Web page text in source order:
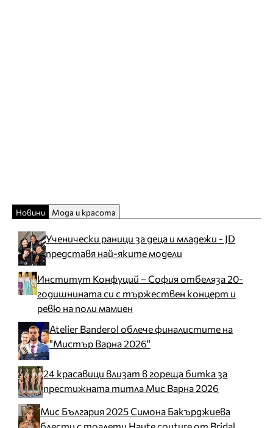
Новини Мода и красота
Ученически раници за деца и младежи - JD
представя най-яките модели
Институт Конфуций – София отбеляза 20-
годишнината си с тържествен концерт и
ревю на поли мамиен
Atelier Banderol облече финалистите на
"Мистър Варна 2026"
24 красавици влизат в гореща битка за
престижната титла Мис Варна 2026
Мис България 2025 Симона Бакърджиева